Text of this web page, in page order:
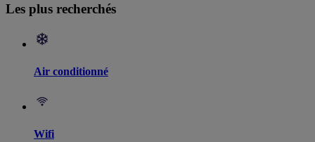
Les plus recherchés
Air conditionné
Wifi